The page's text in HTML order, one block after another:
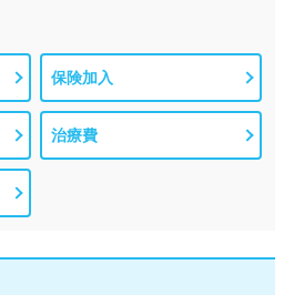
保険加入
治療費